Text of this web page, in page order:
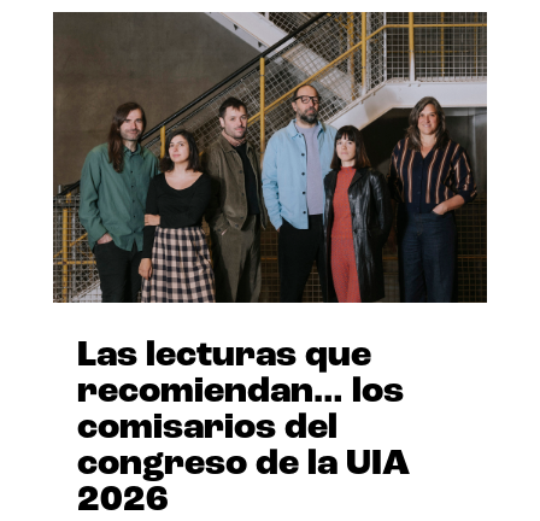
Las lecturas que
recomiendan… los
comisarios del
congreso de la UIA
2026